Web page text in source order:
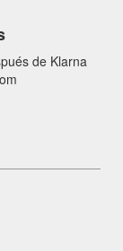
de Klarna